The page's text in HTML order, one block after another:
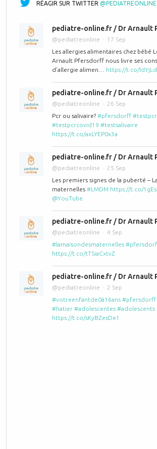
Le Dr Pfersdorff invité sur France Inter pour
RÉAGIR SUR TWITTER @PEDIATREONLINE
pediatre-online.fr / Dr Arnault
@pediatreonline
17 Sep
Les allergies alimentaires chez bébé
Arnault Pfersdorff nous livre ses
d’allergie alimen… https://t.co/
pediatre-online.fr / Dr Arnault
@pediatreonline
26 Sep
Pcr ou salivaire? #pfersdorff #testpcr
#testpcrcovid19 #testsalivaire
https://t.co/axLYEP0x3a
pediatre-online.fr / Dr Arnault
@pediatreonline
25 Sep
Les premiers signes de la puberté –
maternelles #LMDM https://t.co/
@YouTube
pediatre-online.fr / Dr Arnault
@pediatreonline
4 Sep
#lamaisondesmaternelles
https://t.co/tTSiaCxtvZ
pediatre-online.fr / Dr Arnault
@pediatreonline
2 Sep
#votreenfantde0à16ans #pfersdorff
#hatier #adolescentes #adolescents
https://t.co/sKyBZesDe1